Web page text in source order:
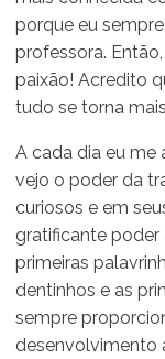
porque eu
professora.
paixão! Acredito
tudo se torna
A cada dia eu me
vejo o poder da
curiosos e em
gratificante poder
primeiras
dentinhos e as
sempre
desenvolvimento